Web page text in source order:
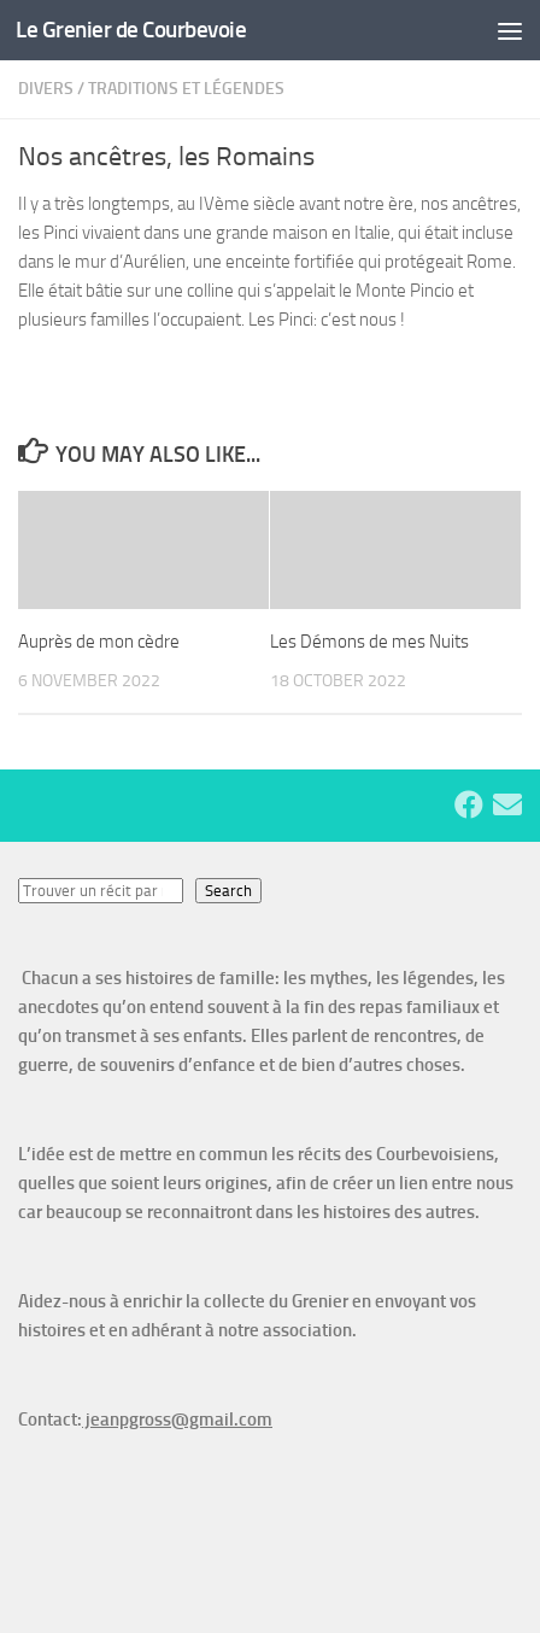
Skip to content
Le Grenier de Courbevoie
DIVERS /TRADITIONS ET LÉGENDES
Nos ancêtres, les Romains
Il y a très longtemps, au IVème siècle avant notre ère, nos ancêtres,
les Pinci vivaient dans une grande maison en Italie, qui était incluse
dans le mur d’Aurélien, une enceinte fortifiée qui protégeait Rome.
Elle était bâtie sur une colline qui s’appelait le Monte Pincio et
plusieurs familles l’occupaient. Les Pinci: c’est nous !
YOU MAY ALSO LIKE...
Auprès de mon cèdre
6 NOVEMBER 2022
Les Démons de mes Nuits
18 OCTOBER 2022
Search Search
Chacun a ses histoires de famille: les mythes, les légendes, les
anecdotes qu’on entend souvent à la fin des repas familiaux et
qu’on transmet à ses enfants. Elles parlent de rencontres, de
guerre, de souvenirs d’enfance et de bien d’autres choses.
L’idée est de mettre en commun les récits des Courbevoisiens,
quelles que soient leurs origines, afin de créer un lien entre nous
car beaucoup se reconnaitront dans les histoires des autres.
Aidez-nous à enrichir la collecte du Grenier en envoyant vos
histoires et en adhérant à notre association.
Contact: jeanpgross@gmail.com